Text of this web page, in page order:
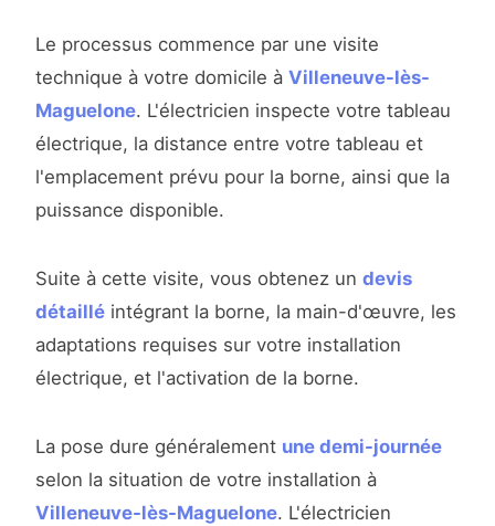
Le processus commence par une visite
technique à votre domicile à Villeneuve-lès-
Maguelone. L'électricien inspecte votre tableau
électrique, la distance entre votre tableau et
l'emplacement prévu pour la borne, ainsi que la
puissance disponible.
Suite à cette visite, vous obtenez un devis
détaillé intégrant la borne, la main-d'œuvre, les
adaptations requises sur votre installation
électrique, et l'activation de la borne.
La pose dure généralement une demi-journée
selon la situation de votre installation à
Villeneuve-lès-Maguelone. L'électricien